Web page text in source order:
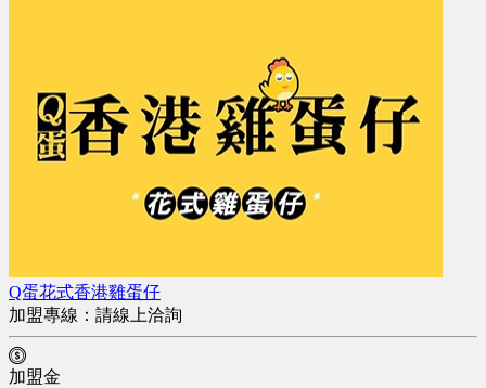
Q蛋花式香港雞蛋仔
加盟專線： 請線上洽詢
加盟金